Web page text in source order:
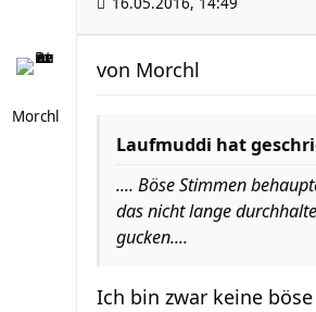
Morchl
von Morchl
Laufmuddi hat
.... Böse Stimmen
das nicht lange
gucken....
Ich bin zwar keine